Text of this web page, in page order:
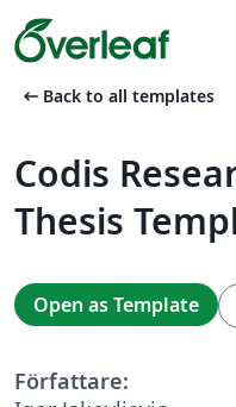
arrow_left_alt Back to all templates
Codis
Thesis
Open as Template
Författare: